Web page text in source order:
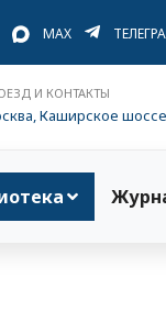
MAX
И КОНТАКТЫ
Каширское